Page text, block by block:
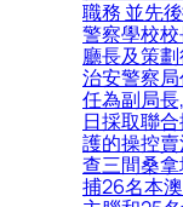
職務 並先
警察學校
廳長及策
治安警察
任為副局
日採取聯
護的操控
查三間桑
捕26名本